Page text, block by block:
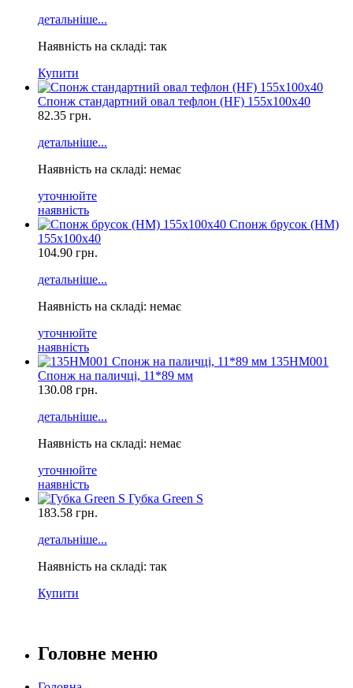
детальніше...
Наявність на складі: так
Купити
Спонж стандартний овал тефлон (HF) 155x100x40
82.35 грн.
детальніше...
Наявність на складі: немає
уточнюйте
наявність
Спонж брусок (HМ)
155x100x40
104.90 грн.
детальніше...
Наявність на складі: немає
уточнюйте
наявність
135HM001
Спонж на паличці, 11*89 мм
130.08 грн.
детальніше...
Наявність на складі: немає
уточнюйте
наявність
Губка Green S
183.58 грн.
детальніше...
Наявність на складі: так
Купити
Головне меню